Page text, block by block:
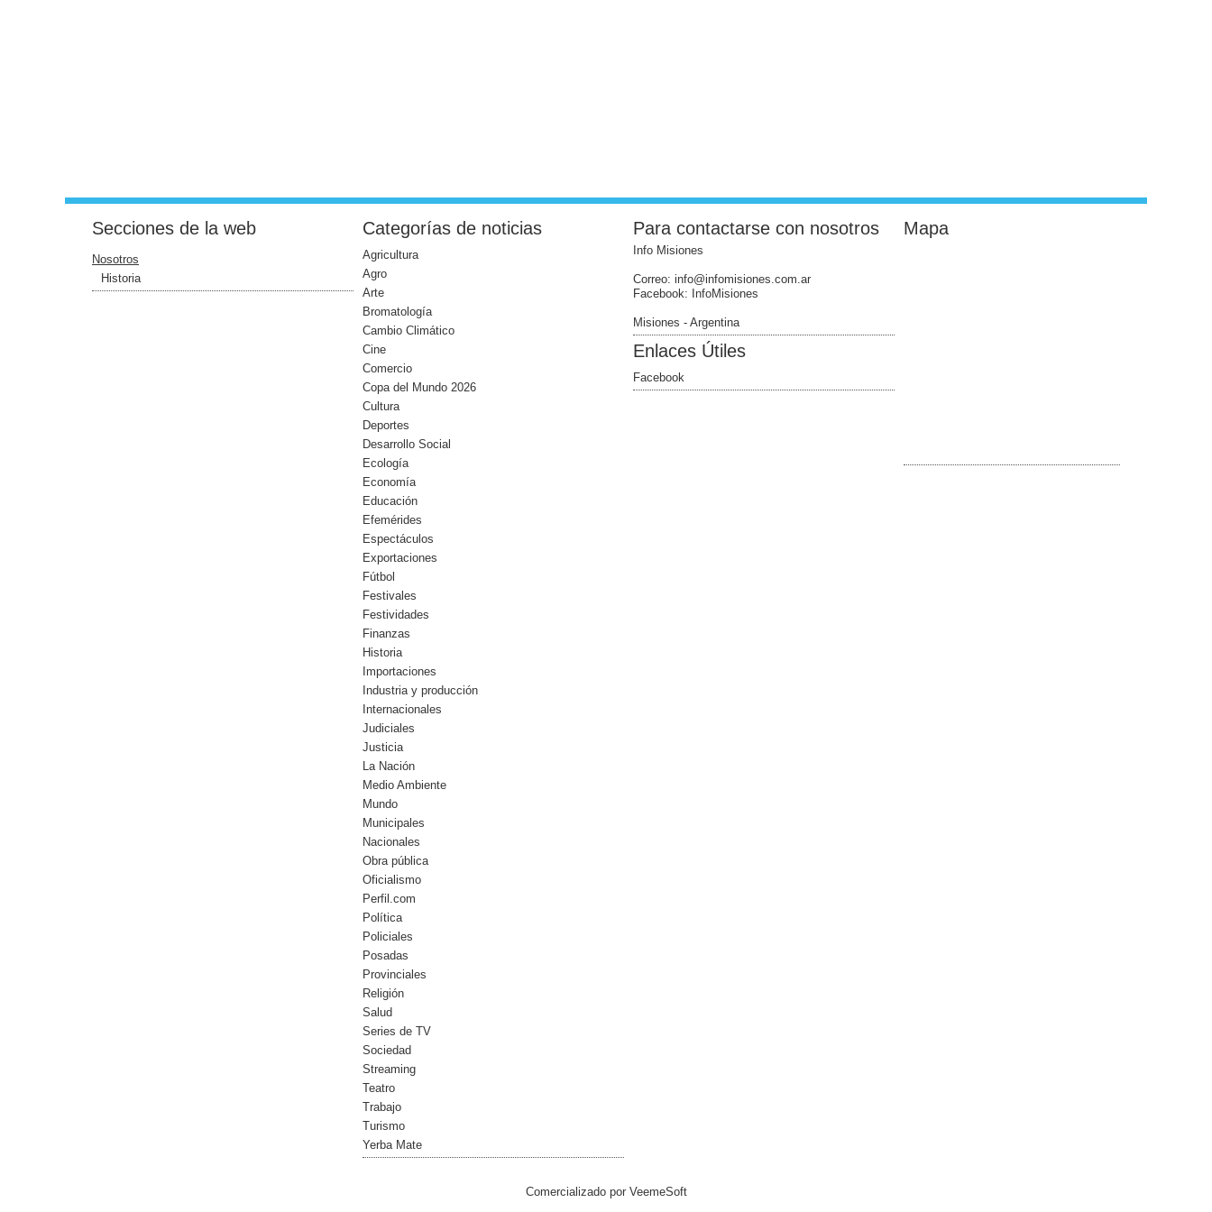
Secciones de la web
Nosotros
Historia
Categorías de noticias
Agricultura
Agro
Arte
Bromatología
Cambio Climático
Cine
Comercio
Copa del Mundo 2026
Cultura
Deportes
Desarrollo Social
Ecología
Economía
Educación
Efemérides
Espectáculos
Exportaciones
Fútbol
Festivales
Festividades
Finanzas
Historia
Importaciones
Industria y producción
Internacionales
Judiciales
Justicia
La Nación
Medio Ambiente
Mundo
Municipales
Nacionales
Obra pública
Oficialismo
Perfil.com
Política
Policiales
Posadas
Provinciales
Religión
Salud
Series de TV
Sociedad
Streaming
Teatro
Trabajo
Turismo
Yerba Mate
Para contactarse con nosotros
Info Misiones
Correo: info@infomisiones.com.ar
Facebook: InfoMisiones
Misiones - Argentina
Enlaces Útiles
Facebook
Mapa
Comercializado por VeemeSoft